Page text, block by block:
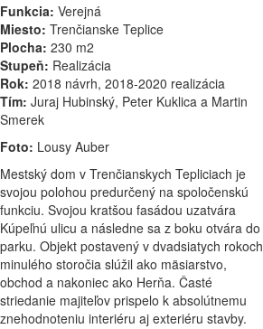
Funkcia: Verejná
Miesto: Trenčianske Teplice
Plocha: 230 m2
Stupeň: Realizácia
Rok: 2018 návrh, 2018-2020 realizácia
Tím: Juraj Hubinský, Peter Kuklica a Martin
Smerek
Foto: Lousy Auber
Mestský dom v Trenčianskych Tepliciach je
svojou polohou predurčený na spoločenskú
funkciu. Svojou kratšou fasádou uzatvára
Kúpeľnú ulicu a následne sa z boku otvára do
parku. Objekt postavený v dvadsiatych rokoch
minulého storočia slúžil ako mäsiarstvo,
obchod a nakoniec ako Herňa. Časté
striedanie majiteľov prispelo k absolútnemu
znehodnoteniu interiéru aj exteriéru stavby.